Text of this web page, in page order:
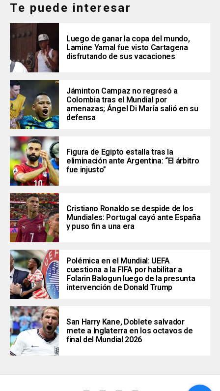
Te puede interesar
Luego de ganar la copa del mundo,
Lamine Yamal fue visto Cartagena
disfrutando de sus vacaciones
Jáminton Campaz no regresó a
Colombia tras el Mundial por
amenazas; Ángel Di María salió en su
defensa
Figura de Egipto estalla tras la
eliminación ante Argentina: “El árbitro
fue injusto”
Cristiano Ronaldo se despide de los
Mundiales: Portugal cayó ante España
y puso fin a una era
Polémica en el Mundial: UEFA
cuestiona a la FIFA por habilitar a
Folarin Balogun luego de la presunta
intervención de Donald Trump
San Harry Kane, Doblete salvador
mete a Inglaterra en los octavos de
final del Mundial 2026